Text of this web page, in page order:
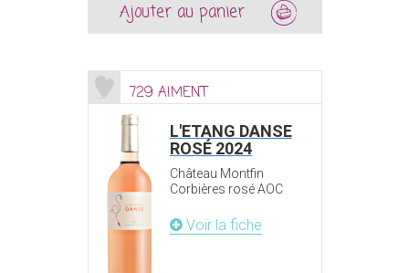
Ajouter au panier
729 AIMENT
L'ETANG DANSE
ROSÉ 2024
Château Montfin
Corbières rosé AOC
Voir la fiche